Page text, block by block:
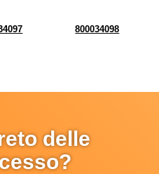
800034098
delle